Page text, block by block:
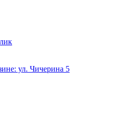
ул. Чичерина 5